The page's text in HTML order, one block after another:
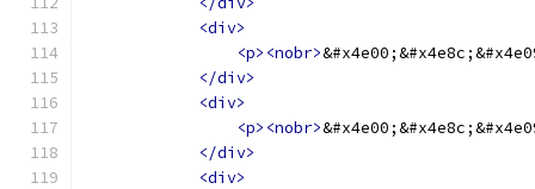
<div>
<p><nobr>
</div>
<div>
<p><nobr>
</div>
<div>